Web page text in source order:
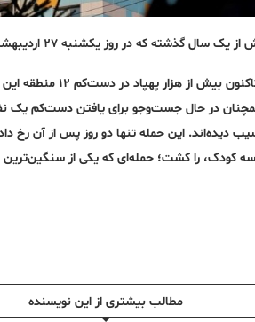
یکشنبه ۲۷ اردیبهشت انجام شد، سه کشته به جا گذاشت.
وزارت دفاع روسیه
همچنان در حال جست‌وجو برای یافتن دست‌کم یک
دیده‌اند. این حمله تنها دو روز پس از آن
اصابت کرد و ۲۴ نفر، از جمله سه کودک، را کشت؛ حمله‌ای که
مطالب بیشتری از این نویسندە